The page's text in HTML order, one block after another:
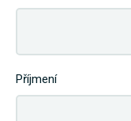
Příjmení